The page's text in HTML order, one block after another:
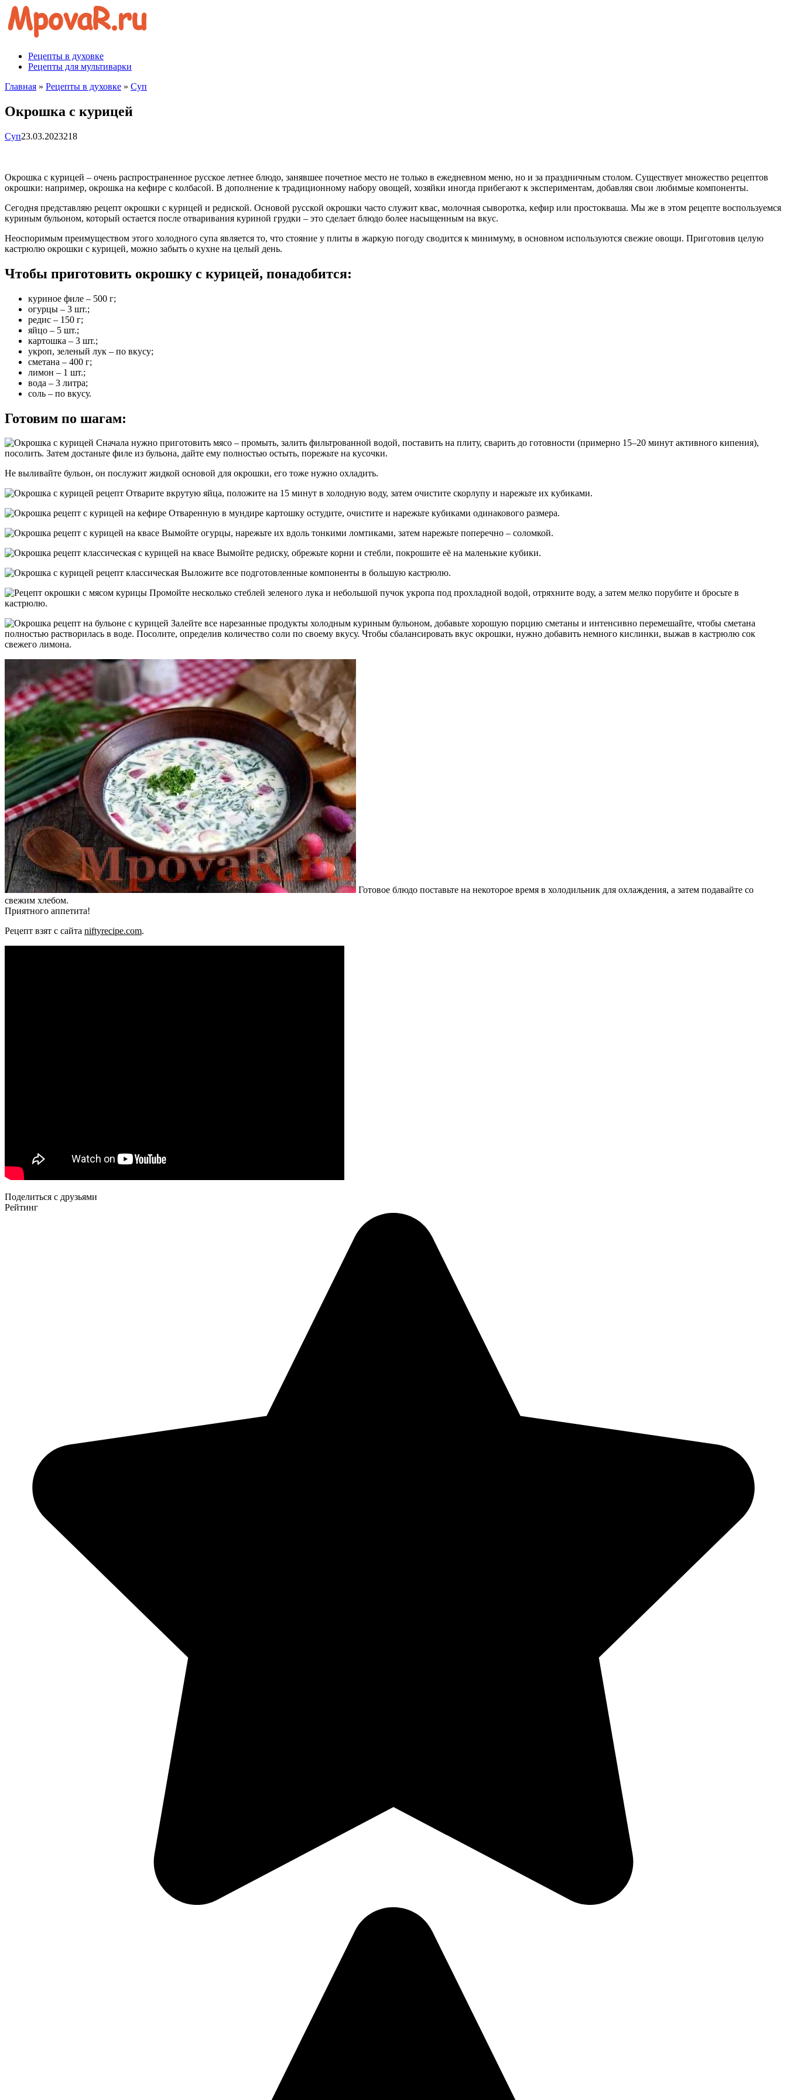
Перейти
контенту
Рецепты в духовке
Рецепты для мультиварки
Главная » Рецепты в духовке » Суп
Окрошка с курицей
Суп23.03.2023218
Окрошка с курицей – очень распространенное русское летнее блюдо, занявшее почетное место не только в ежедневном меню, но и за праздничным столом. Существует множество рецептов
окрошки: например, окрошка на кефире с колбасой. В дополнение к традиционному набору овощей, хозяйки иногда прибегают к экспериментам, добавляя свои любимые компоненты.
Сегодня представляю рецепт окрошки с курицей и редиской. Основой русской окрошки часто служит квас, молочная сыворотка, кефир или простокваша. Мы же в этом рецепте воспользуемся
куриным бульоном, который остается после отваривания куриной грудки – это сделает блюдо более насыщенным на вкус.
Неоспоримым преимуществом этого холодного супа является то, что стояние у плиты в жаркую погоду сводится к минимуму, в основном используются свежие овощи. Приготовив целую
кастрюлю окрошки с курицей, можно забыть о кухне на целый день.
Чтобы приготовить окрошку с курицей, понадобится:
куриное филе – 500 г;
огурцы – 3 шт.;
редис – 150 г;
яйцо – 5 шт.;
картошка – 3 шт.;
укроп, зеленый лук – по вкусу;
сметана – 400 г;
лимон – 1 шт.;
вода – 3 литра;
соль – по вкусу.
Готовим по шагам:
Сначала нужно приготовить мясо – промыть, залить фильтрованной водой, поставить на плиту, сварить до готовности (примерно 15–20 минут активного кипения),
посолить. Затем достаньте филе из бульона, дайте ему полностью остыть, порежьте на кусочки.
Не выливайте бульон, он послужит жидкой основой для окрошки, его тоже нужно охладить.
Отварите вкрутую яйца, положите на 15 минут в холодную воду, затем очистите скорлупу и нарежьте их кубиками.
Отваренную в мундире картошку остудите, очистите и нарежьте кубиками одинакового размера.
Вымойте огурцы, нарежьте их вдоль тонкими ломтиками, затем нарежьте поперечно – соломкой.
Вымойте редиску, обрежьте корни и стебли, покрошите её на маленькие кубики.
Выложите все подготовленные компоненты в большую кастрюлю.
Промойте несколько стеблей зеленого лука и небольшой пучок укропа под прохладной водой, отряхните воду, а затем мелко порубите и бросьте в
кастрюлю.
Залейте все нарезанные продукты холодным куриным бульоном, добавьте хорошую порцию сметаны и интенсивно перемешайте, чтобы сметана
полностью растворилась в воде. Посолите, определив количество соли по своему вкусу. Чтобы сбалансировать вкус окрошки, нужно добавить немного кислинки, выжав в кастрюлю сок
свежего лимона.
Готовое блюдо поставьте на некоторое время в холодильник для охлаждения, а затем подавайте со
свежим хлебом.
Приятного аппетита!
Рецепт взят с сайта niftyrecipe.com.
Поделиться с друзьями
Рейтинг